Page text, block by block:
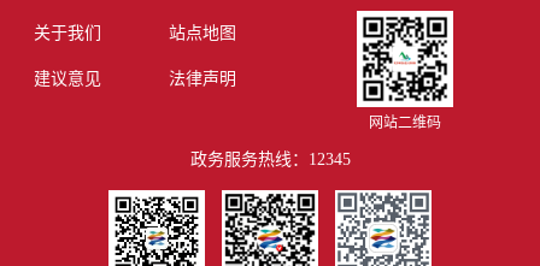
关于我们 站点地图
建议意见 法律声明
网站二维码
政务服务热线：12345